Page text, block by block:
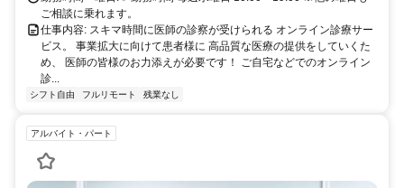
ご相談に乗れます。
仕事内容: スキマ時間に医師の診察が受けられる オンライン診療サー
ビス。 事業拡大に向けて患者様に 高品質な医療の提供をしていくた
め、 医師の皆様のお力添えが必要です！ ご自宅などでのオンライン
診...
シフト自由 フルリモート 残業なし
アルバイト・パート